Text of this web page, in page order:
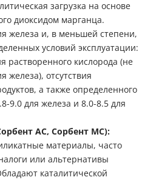
загрузка на основе
диоксидом марганца.
железа и, в меньшей степени,
условий эксплуатации:
растворенного кислорода (не
железа), отсутствия
а также определенного
9.0 для железа и 8.0-8.5 для
АС, Сорбент МС):
материалы, часто
или альтернативы
каталитической